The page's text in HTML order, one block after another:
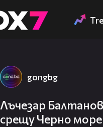
gongbg
Лъчезар
срещу Черно море